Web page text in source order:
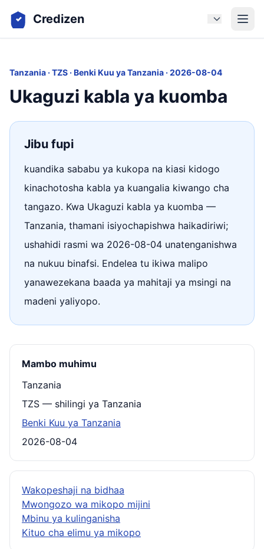
Credizen
Tanzania · TZS · Benki Kuu ya Tanzania · 2026-08-04
Ukaguzi kabla ya kuomba
Jibu fupi
kuandika sababu ya kukopa na kiasi kidogo
kinachotosha kabla ya kuangalia kiwango cha
tangazo. Kwa Ukaguzi kabla ya kuomba —
Tanzania, thamani isiyochapishwa haikadiriwi;
ushahidi rasmi wa 2026-08-04 unatenganishwa
na nukuu binafsi. Endelea tu ikiwa malipo
yanawezekana baada ya mahitaji ya msingi na
madeni yaliyopo.
Mambo muhimu
Tanzania
TZS — shilingi ya Tanzania
Benki Kuu ya Tanzania
2026-08-04
Wakopeshaji na bidhaa
Mwongozo wa mikopo mijini
Mbinu ya kulinganisha
Kituo cha elimu ya mikopo